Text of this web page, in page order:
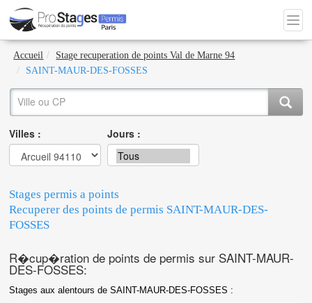
Accueil
Stage recuperation de points Val de Marne 94
SAINT-MAUR-DES-FOSSES
Villes : Jours :
Stages permis a points
Recuperer des points de permis SAINT-MAUR-DES-
FOSSES
R�cup�ration de points de permis sur SAINT-MAUR-
DES-FOSSES:
Stages aux alentours de SAINT-MAUR-DES-FOSSES :